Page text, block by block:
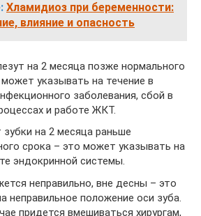
Хламидиоз при беременности:
влияние и опасность
на 2 месяца позже нормального
указывать на течение в
заболевания, сбой в
и работе ЖКТ.
зубки на 2 месяца раньше
срока – это может указывать на
эндокринной системы.
неправильно, вне десны – это
неправильное положение оси зуба.
придется вмешиваться хирургам,